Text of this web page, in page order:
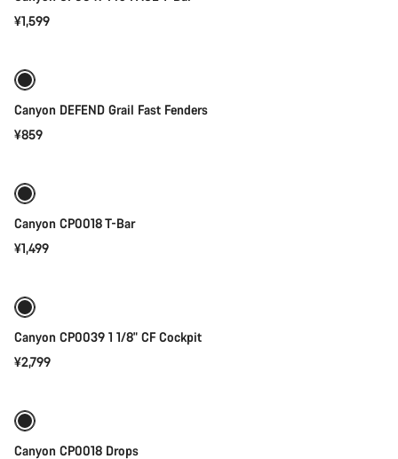
¥1,599
Canyon DEFEND Grail Fast Fenders
¥859
Canyon CP0018 T-Bar
¥1,499
Canyon CP0039 1 1/8" CF Cockpit
¥2,799
Canyon CP0018 Drops